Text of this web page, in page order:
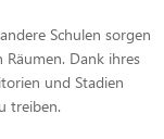
Schulen sorgen
Dank ihres
und Stadien
treiben.